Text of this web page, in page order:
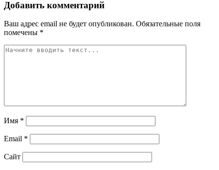
Добавить комментарий
Ваш адрес email не будет опубликован. Обязательные поля
помечены *
Имя *
Email *
Сайт